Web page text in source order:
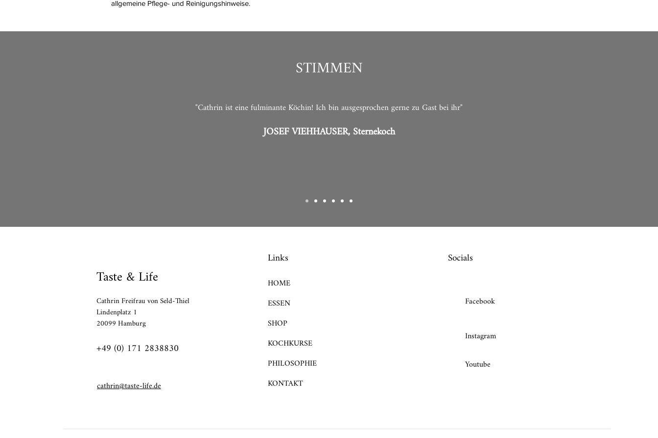
allgemeine Pflege- und Reinigungshinweise.
STIMMEN
"Cathrin ist eine fulminante Köchin! Ich bin ausgesprochen gerne zu Gast bei ihr"
JOSEF VIEHHAUSER, Sternekoch
Taste & Life
Cathrin Freifrau von Seld-Thiel
Lindenplatz 1
20099 Hamburg
+49 (0) 171 2838830
cathrin@taste-life.de
Links
HOME
ESSEN
SHOP
KOCHKURSE
PHILOSOPHIE
KONTAKT
Socials
Facebook
Instagram
Youtube